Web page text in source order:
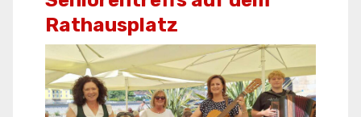
Rathausplatz